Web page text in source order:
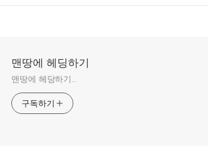
맨땅에 헤딩하기
맨땅에 헤당하기..
구독하기